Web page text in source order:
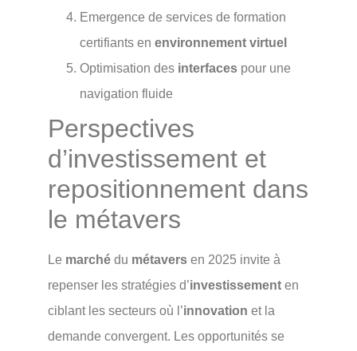
Emergence de services de formation
certifiants en environnement virtuel
Optimisation des interfaces pour une
navigation fluide
Perspectives
d’investissement et
repositionnement dans
le métavers
Le marché du métavers en 2025 invite à
repenser les stratégies d’investissement en
ciblant les secteurs où l’innovation et la
demande convergent. Les opportunités se